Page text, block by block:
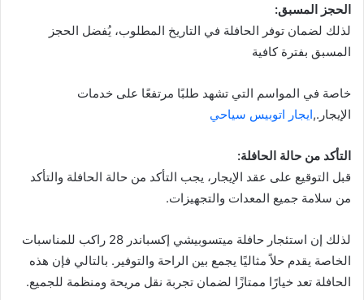
الحجز المسبق:
لذلك لضمان توفر الحافلة في التاريخ المطلوب، يُفضل الحجز
المسبق بفترة كافية
خاصة في المواسم التي تشهد طلبًا مرتفعًا على خدمات
الإيجار.,ايجار اتوبيس سياحي
التأكد من حالة الحافلة:
قبل التوقيع على عقد الإيجار، يجب التأكد من حالة الحافلة والتأكد
من سلامة جميع المعدات والتجهيزات.
لذلك إن استئجار حافلة ميتسوبيشي إكسباندر 28 راكب للمناسبات
الخاصة يقدم حلاً مثاليًا يجمع بين الراحة والتوفير. بالتالي فإن هذه
الحافلة تعد خيارًا ممتازًا لضمان تجربة نقل مريحة ومنظمة للجميع.